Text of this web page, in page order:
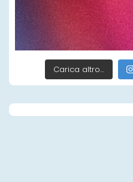
Carica altro…